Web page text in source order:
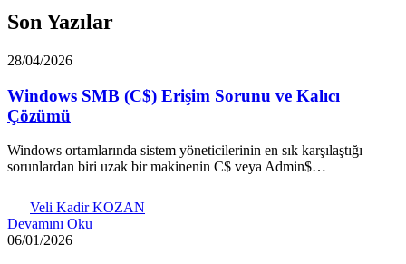
Son Yazılar
28/04/2026
Windows SMB (C$) Erişim Sorunu ve Kalıcı
Çözümü
Windows ortamlarında sistem yöneticilerinin en sık karşılaştığı
sorunlardan biri uzak bir makinenin C$ veya Admin$…
Veli Kadir KOZAN
Devamını Oku
06/01/2026